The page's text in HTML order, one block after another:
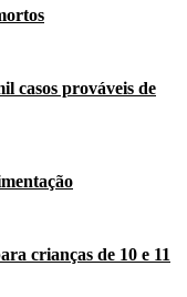
casos prováveis de
crianças de 10 e 11